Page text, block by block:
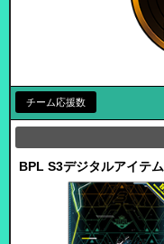
BPL S3デジタルアイテム